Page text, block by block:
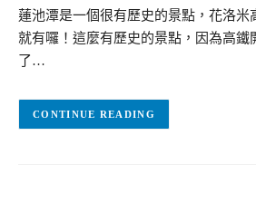
蓮池潭是一個很有歷史的景點，花洛米
就有囉！這麼有歷史的景點，因為高鐵
了…
CONTINUE READING